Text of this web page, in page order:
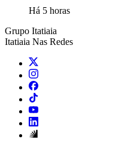
Há 5 horas
Grupo Itatiaia
Itatiaia Nas Redes